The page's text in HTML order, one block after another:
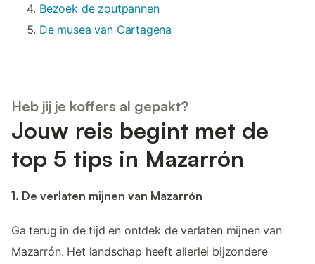
Bezoek de zoutpannen
De musea van Cartagena
Heb jij je koffers al gepakt?
Jouw reis begint met de
top 5 tips in Mazarrón
1. De verlaten mijnen van Mazarrón
Ga terug in de tijd en ontdek de verlaten mijnen van
Mazarrón. Het landschap heeft allerlei bijzondere